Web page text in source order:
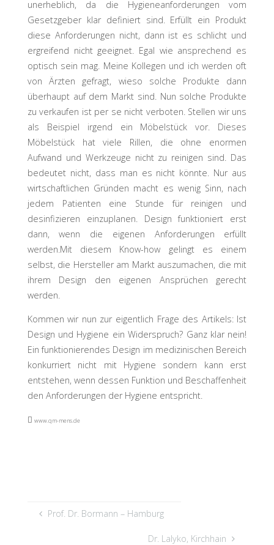
unerheblich, da die Hygieneanforderungen vom
Gesetzgeber klar definiert sind. Erfüllt ein Produkt
diese Anforderungen nicht, dann ist es schlicht und
ergreifend nicht geeignet. Egal wie ansprechend es
optisch sein mag. Meine Kollegen und ich werden oft
von Ärzten gefragt, wieso solche Produkte dann
überhaupt auf dem Markt sind. Nun solche Produkte
zu verkaufen ist per se nicht verboten. Stellen wir uns
als Beispiel irgend ein Möbelstück vor. Dieses
Möbelstück hat viele Rillen, die ohne enormen
Aufwand und Werkzeuge nicht zu reinigen sind. Das
bedeutet nicht, dass man es nicht könnte. Nur aus
wirtschaftlichen Gründen macht es wenig Sinn, nach
jedem Patienten eine Stunde für reinigen und
desinfizieren einzuplanen. Design funktioniert erst
dann, wenn die eigenen Anforderungen erfüllt
werden.Mit diesem Know-how gelingt es einem
selbst, die Hersteller am Markt auszumachen, die mit
ihrem Design den eigenen Ansprüchen gerecht
werden.
Kommen wir nun zur eigentlich Frage des Artikels: Ist
Design und Hygiene ein Widerspruch? Ganz klar nein!
Ein funktionierendes Design im medizinischen Bereich
konkurriert nicht mit Hygiene sondern kann erst
entstehen, wenn dessen Funktion und Beschaffenheit
den Anforderungen der Hygiene entspricht.
 www.qm-mens.de
Prof. Dr. Bormann – Hamburg
Dr. Lalyko, Kirchhain